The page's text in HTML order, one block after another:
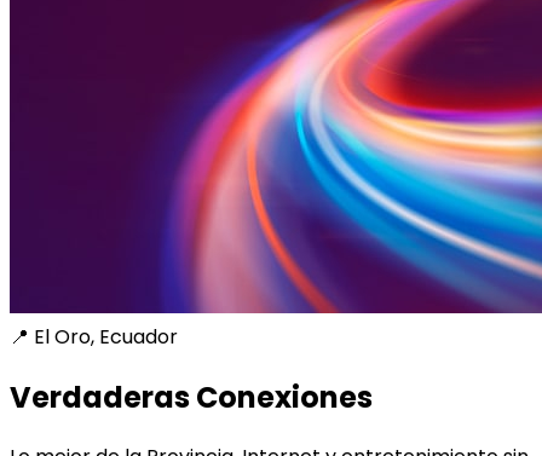
📍 El Oro, Ecuador
Verdaderas Conexiones